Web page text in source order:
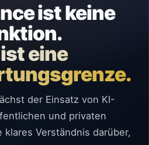
ist keine
eine
der Einsatz von KI-
und privaten
klares Verständnis darüber,